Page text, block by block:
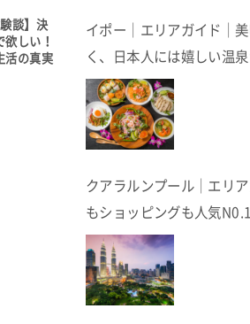
談】決
しい！
活の真実
イポー｜エリアガイド｜
く、日本人には嬉しい温
クアラルンプール｜エリ
もショッピングも人気